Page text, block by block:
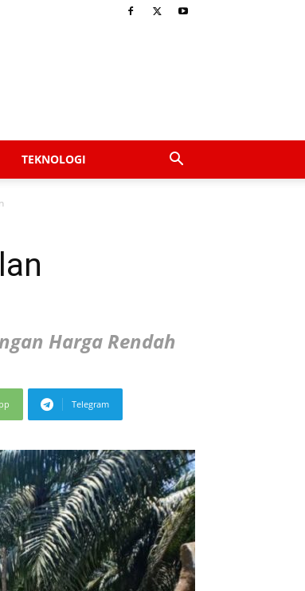
TEKNOLOGI
Harga Rendah
Telegram